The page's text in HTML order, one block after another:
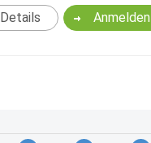
Anmelden
Details